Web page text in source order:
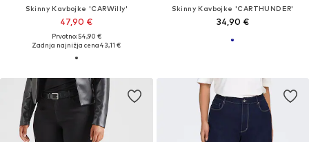
Skinny Kavbojke 'CARWilly'
47,90 €
Prvotno: 54,90 €
Zadnja najnižja cena43,11 €
Skinny Kavbojke 'CARTHUNDER'
34,90 €